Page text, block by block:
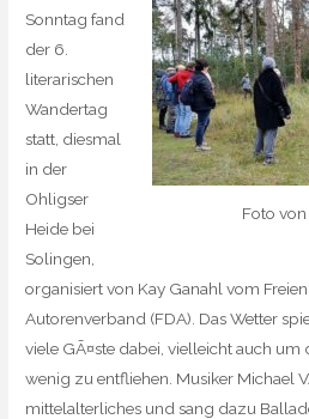
Foto
Sonntag fand
der 6.
literarischen
Wandertag
statt, diesmal
in der
Ohligser
Heide bei
Solingen,
organisiert von Kay Ganahl vom
Autorenverband (FDA). Das Wetter
viele GÃ¤ste dabei, vielleicht auch
wenig zu entfliehen. Musiker Michael
mittelalterliches und sang dazu